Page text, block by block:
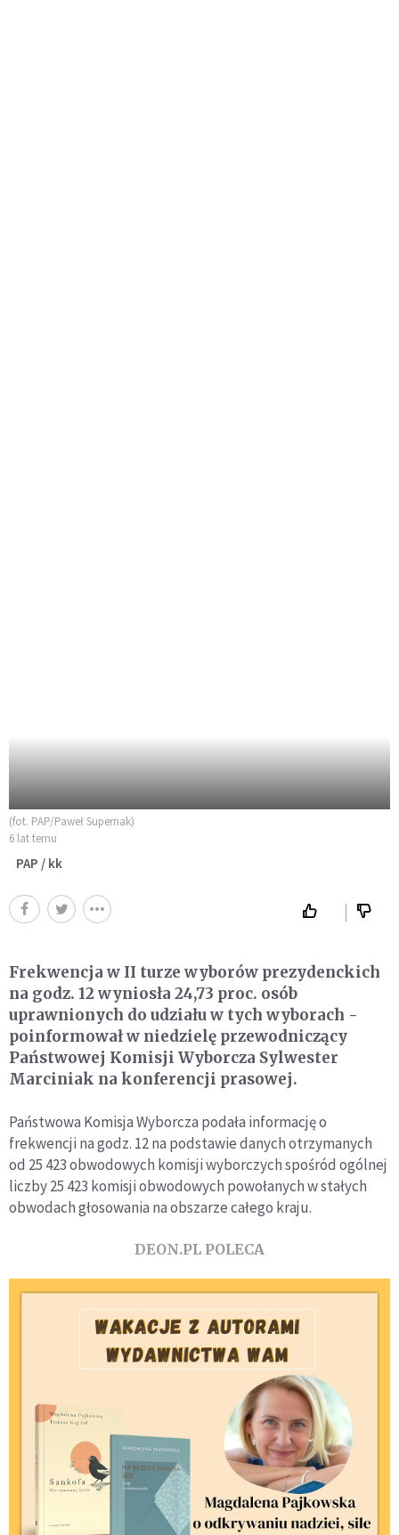
(fot. PAP/Paweł Supernak)
6 lat temu
PAP / kk
Frekwencja w II turze wyborów prezydenckich
na godz. 12 wyniosła 24,73 proc. osób
uprawnionych do udziału w tych wyborach -
poinformował w niedzielę przewodniczący
Państwowej Komisji Wyborcza Sylwester
Marciniak na konferencji prasowej.
Państwowa Komisja Wyborcza podała informację o
frekwencji na godz. 12 na podstawie danych otrzymanych
od 25 423 obwodowych komisji wyborczych spośród ogólnej
liczby 25 423 komisji obwodowych powołanych w stałych
obwodach głosowania na obszarze całego kraju.
DEON.PL POLECA